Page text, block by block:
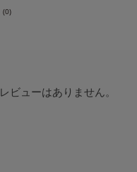
(0)
レビューはありません。